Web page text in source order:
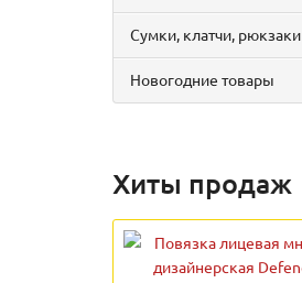
Сумки, клатчи, рюкзаки
Новогодние товары
Хиты продаж